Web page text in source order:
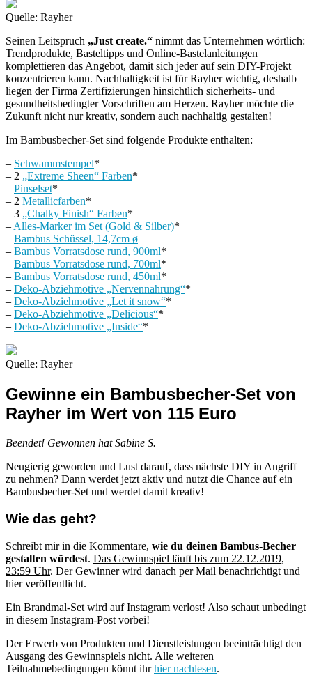
Quelle: Rayher
Seinen Leitspruch „Just create.“ nimmt das Unternehmen wörtlich:
Trendprodukte, Basteltipps und Online-Bastelanleitungen
komplettieren das Angebot, damit sich jeder auf sein DIY-Projekt
konzentrieren kann. Nachhaltigkeit ist für Rayher wichtig, deshalb
liegen der Firma Zertifizierungen hinsichtlich sicherheits- und
gesundheitsbedingter Vorschriften am Herzen. Rayher möchte die
Zukunft nicht nur kreativ, sondern auch nachhaltig gestalten!
Im Bambusbecher-Set sind folgende Produkte enthalten:
– Schwammstempel*
– 2 „Extreme Sheen“ Farben*
– Pinselset*
– 2 Metallicfarben*
– 3 „Chalky Finish“ Farben*
– Alles-Marker im Set (Gold & Silber)*
– Bambus Schüssel, 14,7cm ø
– Bambus Vorratsdose rund, 900ml*
– Bambus Vorratsdose rund, 700ml*
– Bambus Vorratsdose rund, 450ml*
– Deko-Abziehmotive „Nervennahrung“*
– Deko-Abziehmotive „Let it snow“*
– Deko-Abziehmotive „Delicious“*
– Deko-Abziehmotive „Inside“*
Quelle: Rayher
Gewinne ein Bambusbecher-Set von
Rayher im Wert von 115 Euro
Beendet! Gewonnen hat Sabine S.
Neugierig geworden und Lust darauf, dass nächste DIY in Angriff
zu nehmen? Dann werdet jetzt aktiv und nutzt die Chance auf ein
Bambusbecher-Set und werdet damit kreativ!
Wie das geht?
Schreibt mir in die Kommentare, wie du deinen Bambus-Becher
gestalten würdest. Das Gewinnspiel läuft bis zum 22.12.2019,
23:59 Uhr. Der Gewinner wird danach per Mail benachrichtigt und
hier veröffentlicht.
Ein Brandmal-Set wird auf Instagram verlost! Also schaut unbedingt
in diesem Instagram-Post vorbei!
Der Erwerb von Produkten und Dienstleistungen beeinträchtigt den
Ausgang des Gewinnspiels nicht. Alle weiteren
Teilnahmebedingungen könnt ihrhier nachlesen.